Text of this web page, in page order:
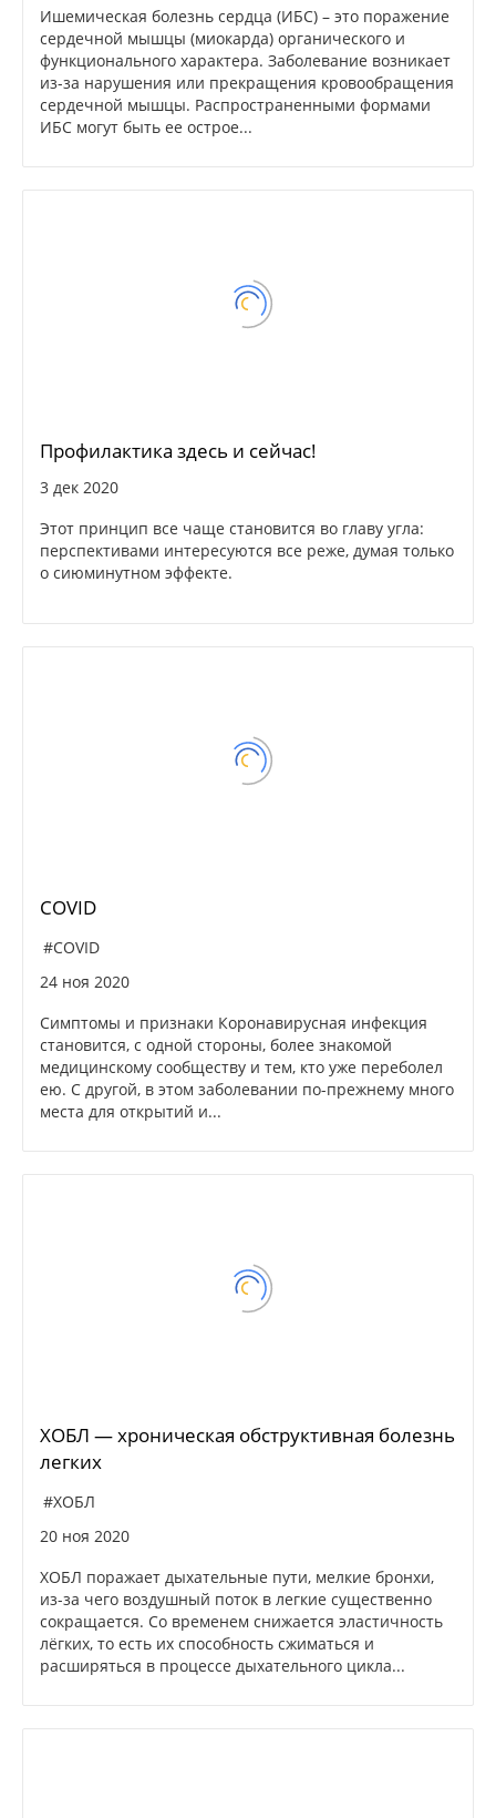
Ишемическая болезнь сердца (ИБС) – это поражение
сердечной мышцы (миокарда) органического и
функционального характера. Заболевание возникает
из-за нарушения или прекращения кровообращения
сердечной мышцы. Распространенными формами
ИБС могут быть ее острое...
Профилактика здесь и сейчас!
3 дек 2020
Этот принцип все чаще становится во главу угла:
перспективами интересуются все реже, думая только
о сиюминутном эффекте.
COVID
#COVID
24 ноя 2020
Симптомы и признаки Коронавирусная инфекция
становится, с одной стороны, более знакомой
медицинскому сообществу и тем, кто уже переболел
ею. С другой, в этом заболевании по-прежнему много
места для открытий и...
ХОБЛ — хроническая обструктивная болезнь
легких
#ХОБЛ
20 ноя 2020
ХОБЛ поражает дыхательные пути, мелкие бронхи,
из-за чего воздушный поток в легкие существенно
сокращается. Со временем снижается эластичность
лёгких, то есть их способность сжиматься и
расширяться в процессе дыхательного цикла...